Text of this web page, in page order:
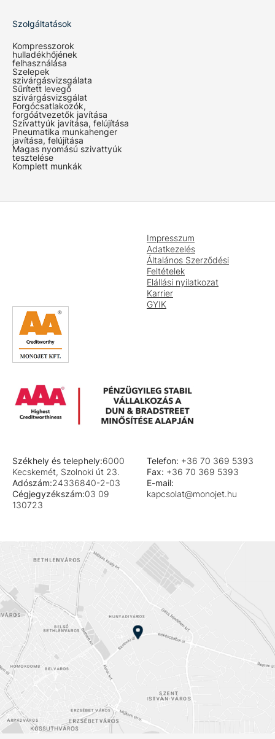
Szolgáltatások
Kompresszorok
hulladékhőjének
felhasználása
Szelepek
szivárgásvizsgálata
Sűrített levegő
szivárgásvizsgálat
Forgócsatlakozók,
forgóátvezetők javítása
Szivattyúk javítása, felújítása
Pneumatika munkahenger
javítása, felújítása
Magas nyomású szivattyúk
tesztelése
Komplett munkák
Impresszum
Adatkezelés
Általános Szerződési
Feltételek
Elállási nyilatkozat
Karrier
GYIK
Székhely és telephely:6000
Kecskemét, Szolnoki út 23.
Adószám:24336840-2-03
Cégjegyzékszám:03 09
130723
Telefon: +36 70 369 5393
Fax: +36 70 369 5393
E-mail:
kapcsolat@monojet.hu